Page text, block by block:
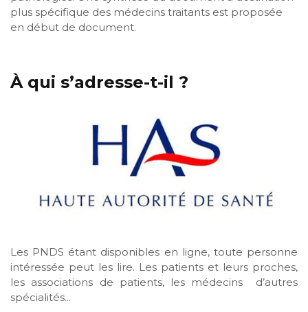
plus spécifique des médecins traitants est proposée
en début de document.
À qui s’adresse-t-il ?
Les PNDS étant disponibles en ligne, toute personne
intéressée peut les lire. Les patients et leurs proches,
les associations de patients, les médecins d’autres
spécialités...